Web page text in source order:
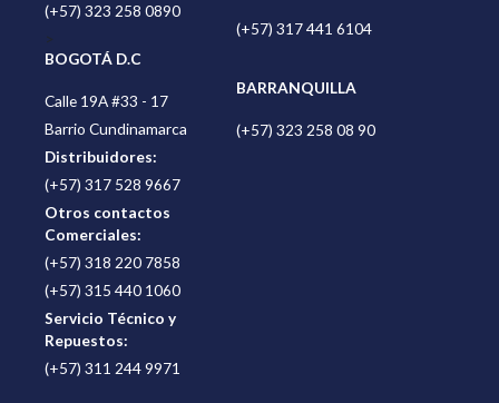
(+57) 323 258 0890
>
BOGOTÁ D.C
Calle 19A #33 - 17
Barrio Cundinamarca
Distribuidores:
(+57) 317 528 9667
Otros contactos
Comerciales:
(+57) 318 220 7858
(+57) 315 440 1060
Servicio Técnico y
Repuestos:
(+57) 311 244 9971
(+57) 317 441 6104
BARRANQUILLA
(+57) 323 258 08 90